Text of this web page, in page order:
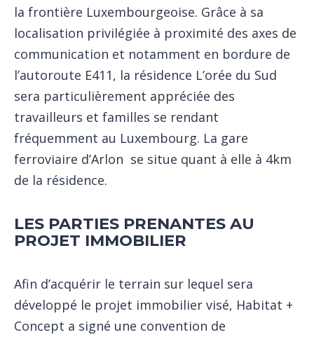
la frontière Luxembourgeoise. Grâce à sa
localisation privilégiée à proximité des axes de
communication et notamment en bordure de
l’autoroute E411, la résidence L’orée du Sud
sera particulièrement appréciée des
travailleurs et familles se rendant
fréquemment au Luxembourg. La gare
ferroviaire d’Arlon se situe quant à elle à 4km
de la résidence.
LES PARTIES PRENANTES AU
PROJET IMMOBILIER
Afin d’acquérir le terrain sur lequel sera
développé le projet immobilier visé, Habitat +
Concept a signé une convention de